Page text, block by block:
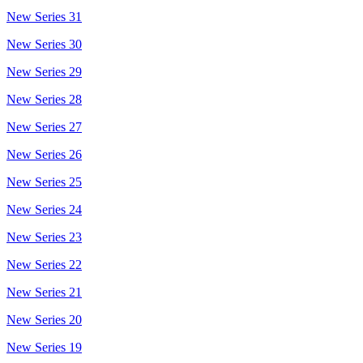
New Series 31
New Series 30
New Series 29
New Series 28
New Series 27
New Series 26
New Series 25
New Series 24
New Series 23
New Series 22
New Series 21
New Series 20
New Series 19